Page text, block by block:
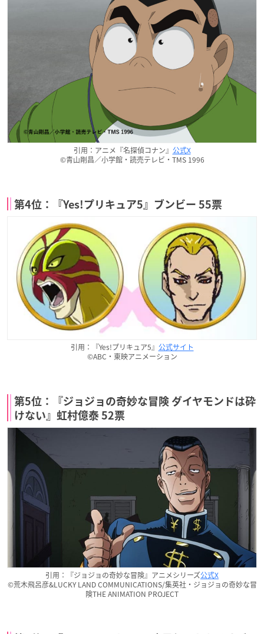
引用：アニメ『名探偵コナン』 公式X
©青山剛昌／小学館・読売テレビ・TMS 1996
第4位：『Yes!プリキュア5』ブンビー 55票
引用：『Yes!プリキュア5』 公式サイト
©ABC・東映アニメーション
第5位：『ジョジョの奇妙な冒険 ダイヤモンドは砕
けない』虹村億泰 52票
引用：『ジョジョの奇妙な冒険』アニメシリーズ公式X
©荒木飛呂彦&LUCKY LAND COMMUNICATIONS/集英社・ジョジョの奇妙な冒
険THE ANIMATION PROJECT